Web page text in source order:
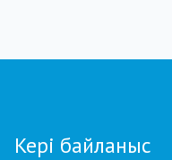
Кері байланыс